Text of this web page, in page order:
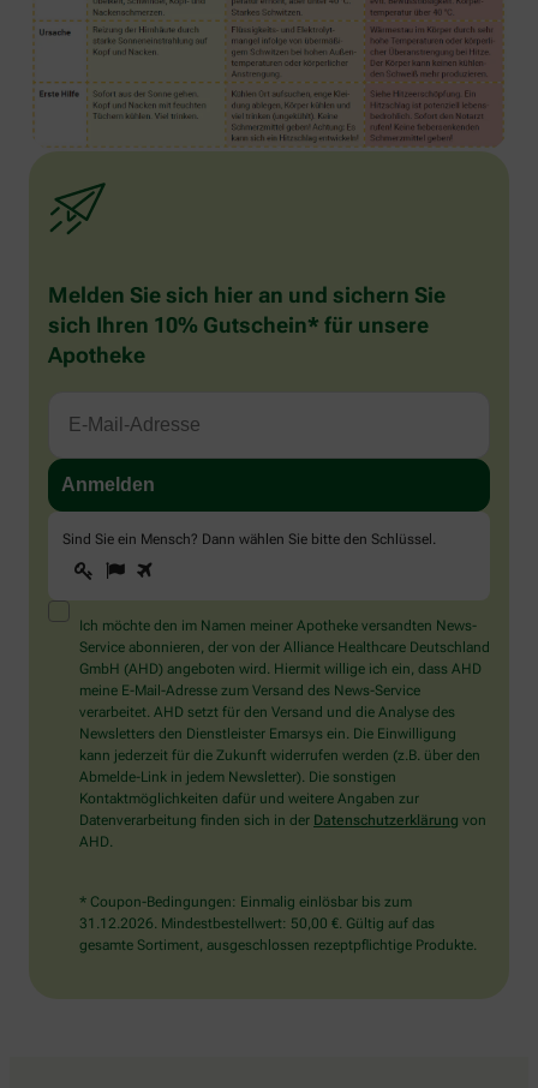
Melden Sie sich hier an und sichern Sie
sich Ihren 10% Gutschein* für unsere
Apotheke
Sind Sie ein Mensch? Dann wählen Sie bitte den Schlüssel
Sind
Sie
ein
Mensch?
Dann
wählen
Sie
bitte
den
Schlüssel.
1 2
Ich möchte den im Namen meiner Apotheke versandten News-
Service abonnieren, der von der Alliance Healthcare Deutschland
GmbH (AHD) angeboten wird. Hiermit willige ich ein, dass AHD
meine E-Mail-Adresse zum Versand des News-Service
verarbeitet. AHD setzt für den Versand und die Analyse des
Newsletters den Dienstleister Emarsys ein. Die Einwilligung
kann jederzeit für die Zukunft widerrufen werden (z.B. über den
Abmelde-Link in jedem Newsletter). Die sonstigen
Kontaktmöglichkeiten dafür und weitere Angaben zur
Datenverarbeitung finden sich in der Datenschutzerklärung von
AHD.
* Coupon-Bedingungen: Einmalig einlösbar bis zum
31.12.2026. Mindestbestellwert: 50,00 €. Gültig auf das
gesamte Sortiment, ausgeschlossen rezeptpflichtige Produkte.